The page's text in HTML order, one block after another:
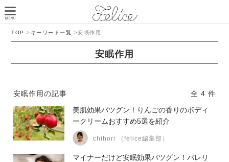
TOP > キーワード一覧 >安眠作用
安眠作用
安眠作用の記事
全 4 件
美肌効果バツグン！りんごの香りのボディ
ークリームおすすめ5選を紹介
chihori （felice編集部）
マイナーだけど安眠効果バツグン！バレリ